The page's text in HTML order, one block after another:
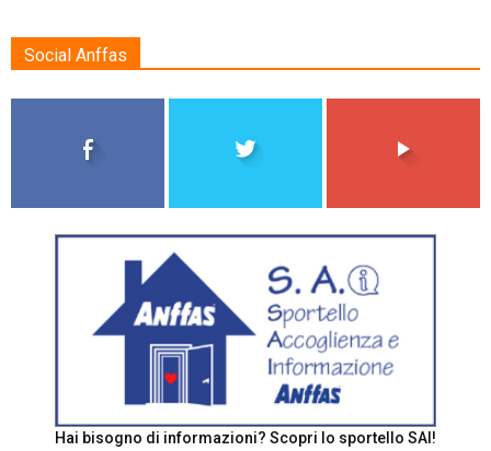
Social Anffas
Hai bisogno di informazioni? Scopri lo sportello SAI!